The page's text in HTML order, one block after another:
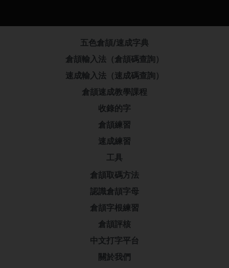
五色倉頡/速成字典
倉頡輸入法（倉頡碼查詢）
速成輸入法（速成碼查詢）
倉頡速成教學課程
收錄的字
倉頡練習
速成練習
工具
倉頡取碼方法
認識倉頡字母
倉頡字根練習
倉頡評核
中文打字平台
關於我們